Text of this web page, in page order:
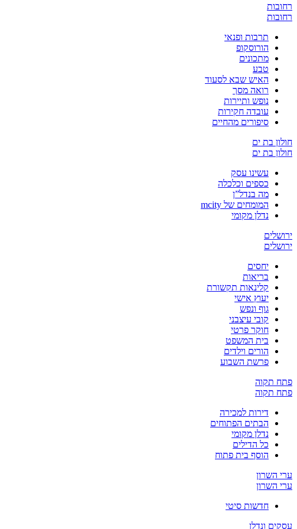
רחובות
רחובות
תרבות ופנאי
הורוסקופ
מתכונים
טבע
האיש שבא לסעוד
רואה מסך
נופש ותיירות
עובדה חקירות
סיפורים מהחיים
חולון בת ים
חולון בת ים
עשינו עסק
כספים וכלכלה
מה בנדל”ן
המומחים של mcity
נדלן מקומי
ירושלים
ירושלים
יחסים
בריאות
קלינאות תקשורת
יעוץ אישי
גוף ונפש
קובי עיצבני
חוקר פרטי
בית המשפט
הורים וילדים
פרשת השבוע
פתח תקוה
פתח תקוה
דירות למכירה
הבתים הפתוחים
נדלן מקומי
כל הדילים
הוסף בית פתוח
ערי השרון
ערי השרון
חדשות סיטי
עסקים ונדלן